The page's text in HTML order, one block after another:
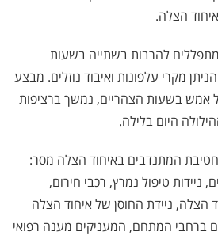
הצלה.
להרבות בשתייה בשעות
מקרי עלפונות ואיבוד נוזלים. מבצע
בשעות הצהריים, נמשך ברציפות
היום בלילה.
חטיבת המתנדבים באיחוד הצלה מסר:
טיפול נמרץ, רכבי חירום,
הצלה, ניידת החוסן של איחוד הצלה
ברחבי המתחם, המעניקים מענה רפואי